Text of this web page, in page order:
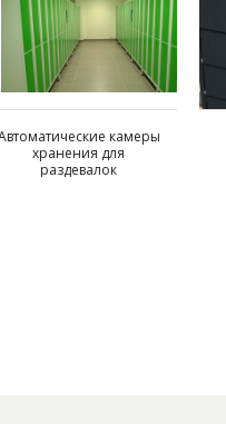
камеры
хранения для
раздевалок